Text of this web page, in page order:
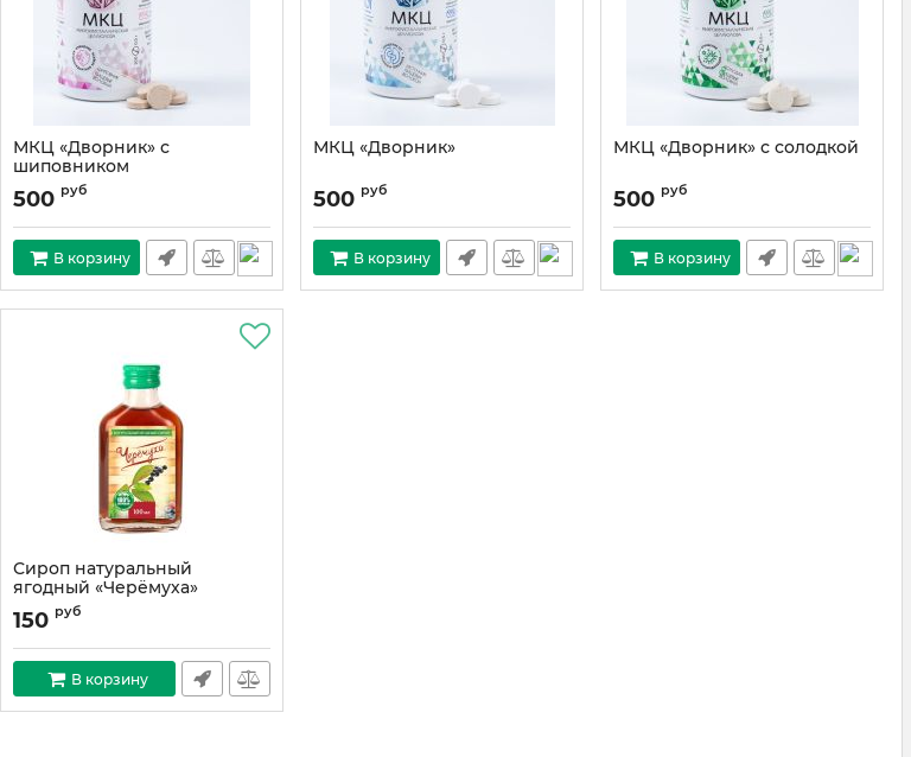
МКЦ «Дворник» с
шиповником
500 руб
В корзину
МКЦ «Дворник»
500 руб
В корзину
МКЦ «Дворник» с солодкой
500 руб
В корзину
Сироп натуральный
ягодный «Черёмуха»
150 руб
В корзину